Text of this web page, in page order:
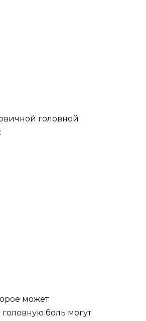
головной
может
боль могут